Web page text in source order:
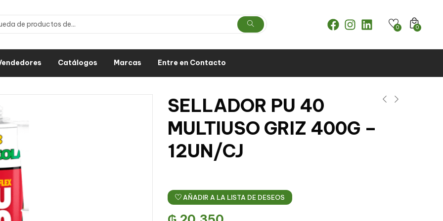
0
0
Catálogos Marcas Entre en Contacto
SELLADOR PU 40
MULTIUSO GRIZ 400G –
12UN/CJ
AÑADIR A LA LISTA DE DESEOS